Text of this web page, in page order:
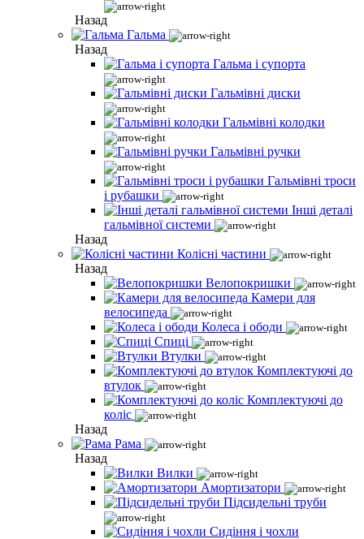
Назад
Гальма
Назад
Гальма і супорта
Гальмівні диски
Гальмівні колодки
Гальмівні ручки
Гальмівні троси
і рубашки
Інші деталі
гальмівної системи
Назад
Колісні частини
Назад
Велопокришки
Камери для
велосипеда
Колеса і ободи
Спиці
Втулки
Комплектуючі до
втулок
Комплектуючі до
коліс
Назад
Рама
Назад
Вилки
Амортизатори
Підсидельні труби
Сидіння і чохли